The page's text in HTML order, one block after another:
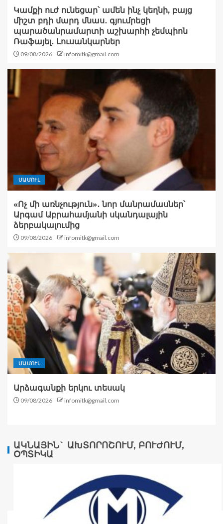
Կամքի ուժ ունեցար՝ ամեն ինչ կեղնի, բայց
միշտ բդի մարդ մնաս․ գյումրեցի
պարածանրամարտի աշխարհի չեմպիոն
Ռաֆայել․ Լուսանկարներ
09/08/2026 infomitk@gmail.com
ՄԱՄՈՒԼ
«Ոչ մի առնչություն»․ նոր մանրամասներ՝
Արգամ Աբրահամյանի սկանդալային
ձերբակալումից
09/08/2026 infomitk@gmail.com
ՄԱՄՈՒԼ
Արձագանքի երկու տեսակ
09/08/2026 infomitk@gmail.com
ԱԿՆԱՅԻՆ` ԱԽՏՈՐՈՇՈՒՄ, ԲՈՒԺՈՒՄ,
ՕՊՏԻԿԱ